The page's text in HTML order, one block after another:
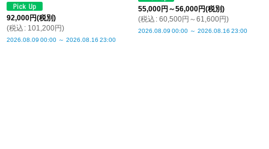
92,000円(税別)
(税込 : 101,200円)
2026.08.09 00:00 ～ 2026.08.16 23:00
55,000円 ～56,000円(税別)
(税込 : 60,500円 ～61,600円)
2026.08.09 00:00 ～ 2026.08.16 23:00